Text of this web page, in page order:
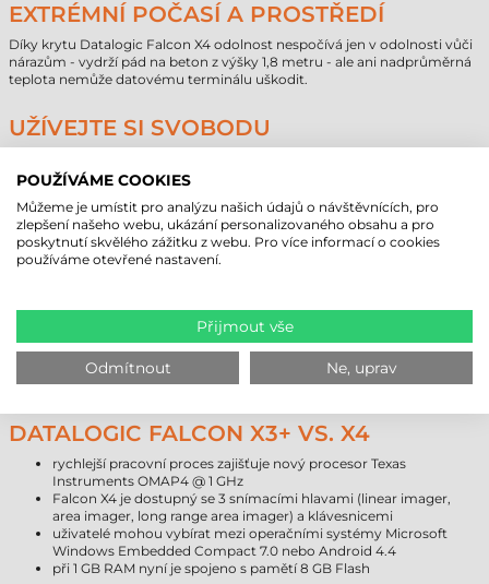
EXTRÉMNÍ POČASÍ A PROSTŘEDÍ
Díky krytu Datalogic Falcon X4 odolnost nespočívá jen v odolnosti vůči
nárazům - vydrží pád na beton z výšky 1,8 metru - ale ani nadprůměrná
teplota nemůže datovému terminálu uškodit.
UŽÍVEJTE SI SVOBODU
MIMO) mobilního terminálu Falcon X4 zajišťují rychlé obchodní operace
terminály mají k dispozici certifikaci Cisco Compatible Extensions CCX
v4, díky které jsou využitelné všechny výhody infrastruktury Cisco
WLAN.
Kromě obvyklých signalizací je úspěšné snímání oznamováno i pomocí
postupu "GREEN SPOT". Tento postup je patentovaný Datalogicem,
který po úspěšném snímání signalizuje zeleným světlem.
DATALOGIC FALCON X3+ VS. X4
rychlejší pracovní proces zajišťuje nový procesor Texas
Instruments OMAP4 @ 1 GHz
Falcon X4 je dostupný se 3 snímacími hlavami (linear imager,
area imager, long range area imager) a klávesnicemi
uživatelé mohou vybírat mezi operačními systémy Microsoft
Windows Embedded Compact 7.0 nebo Android 4.4
při 1 GB RAM nyní je spojeno s pamětí 8 GB Flash
POUŽÍVÁME COOKIES
Můžeme je umístit pro analýzu našich údajů o návštěvnících, pro
zlepšení našeho webu, ukázání personalizovaného obsahu a pro
poskytnutí skvělého zážitku z webu. Pro více informací o cookies
používáme otevřené nastavení.
Přijmout vše
Odmítnout Ne, uprav